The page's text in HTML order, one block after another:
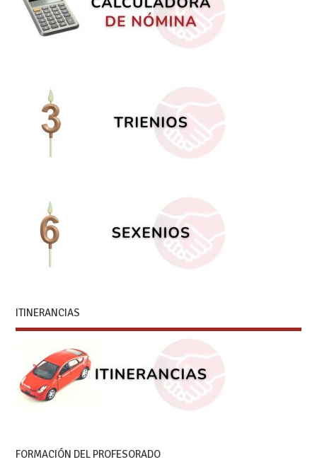
ITINERANCIAS
FORMACIÓN DEL PROFESORADO